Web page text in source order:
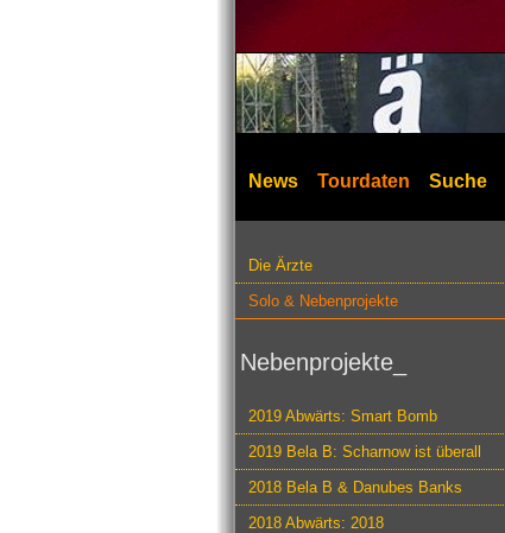
News Tourdaten Suche
Die Ärzte
Solo & Nebenprojekte
Nebenprojekte_
2019 Abwärts: Smart Bomb
2019 Bela B: Scharnow ist überall
2018 Bela B & Danubes Banks
2018 Abwärts: 2018